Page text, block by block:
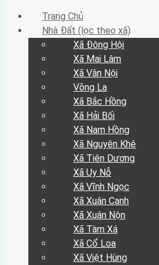
Trang Chủ
Trang Chủ
Nhà Đất (lọc theo xã)
Xã Đông Hội
Xã Mai Lâm
Xã Vân Nội
Võng La
Xã Bắc Hồng
Xã Hải Bối
Xã Nam Hồng
Xã Nguyên Khê
Xã Tiên Dương
Xã Uy Nỗ
Xã Vĩnh Ngọc
Xã Xuân Canh
Xã Xuân Nộn
Xã Tàm Xá
Xã Cổ Loa
Xã Việt Hùng